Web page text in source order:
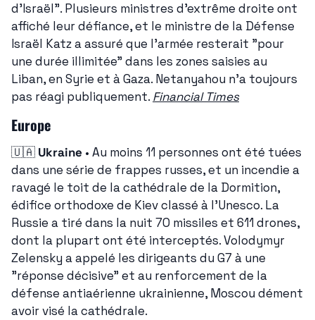
d'Israël". Plusieurs ministres d'extrême droite ont
affiché leur défiance, et le ministre de la Défense
Israël Katz a assuré que l'armée resterait "pour
une durée illimitée" dans les zones saisies au
Liban, en Syrie et à Gaza. Netanyahou n'a toujours
pas réagi publiquement. Financial Times
Europe
🇺🇦 Ukraine • Au moins 11 personnes ont été tuées
dans une série de frappes russes, et un incendie a
ravagé le toit de la cathédrale de la Dormition,
édifice orthodoxe de Kiev classé à l'Unesco. La
Russie a tiré dans la nuit 70 missiles et 611 drones,
dont la plupart ont été interceptés. Volodymyr
Zelensky a appelé les dirigeants du G7 à une
"réponse décisive" et au renforcement de la
défense antiaérienne ukrainienne, Moscou dément
avoir visé la cathédrale.